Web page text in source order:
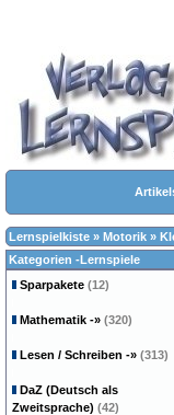
Lernspielkiste » Motorik »
Kategorien -Lernspiele
Sparpakete (12)
Mathematik -» (320)
Lesen / Schreiben -» (313)
DaZ (Deutsch als
Zweitsprache) (42)